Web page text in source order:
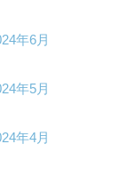
年6月
年5月
年4月